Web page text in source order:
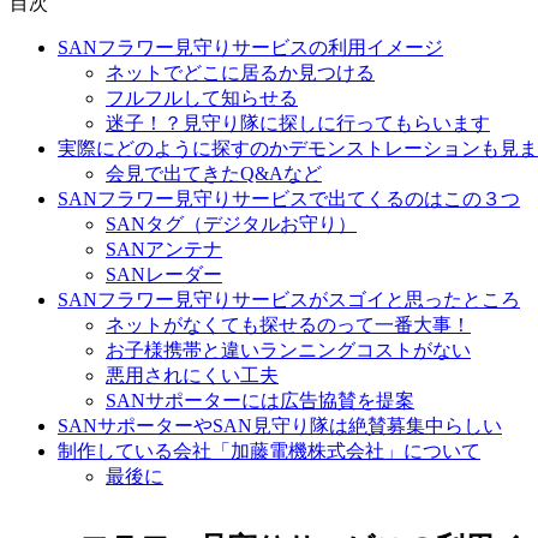
SANフラワー見守りサービスの利用イメージ
ネットでどこに居るか見つける
フルフルして知らせる
迷子！？見守り隊に探しに行ってもらいます
実際にどのように探すのかデモンストレーションも見
会見で出てきたQ&Aなど
SANフラワー見守りサービスで出てくるのはこの３つ
SANタグ（デジタルお守り）
SANアンテナ
SANレーダー
SANフラワー見守りサービスがスゴイと思ったところ
ネットがなくても探せるのって一番大事！
お子様携帯と違いランニングコストがない
悪用されにくい工夫
SANサポーターには広告協賛を提案
SANサポーターやSAN見守り隊は絶賛募集中らしい
制作している会社「加藤電機株式会社」について
最後に